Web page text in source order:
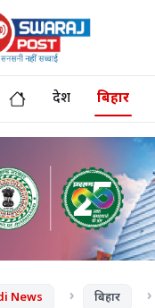
देश बिहार
News बिहार